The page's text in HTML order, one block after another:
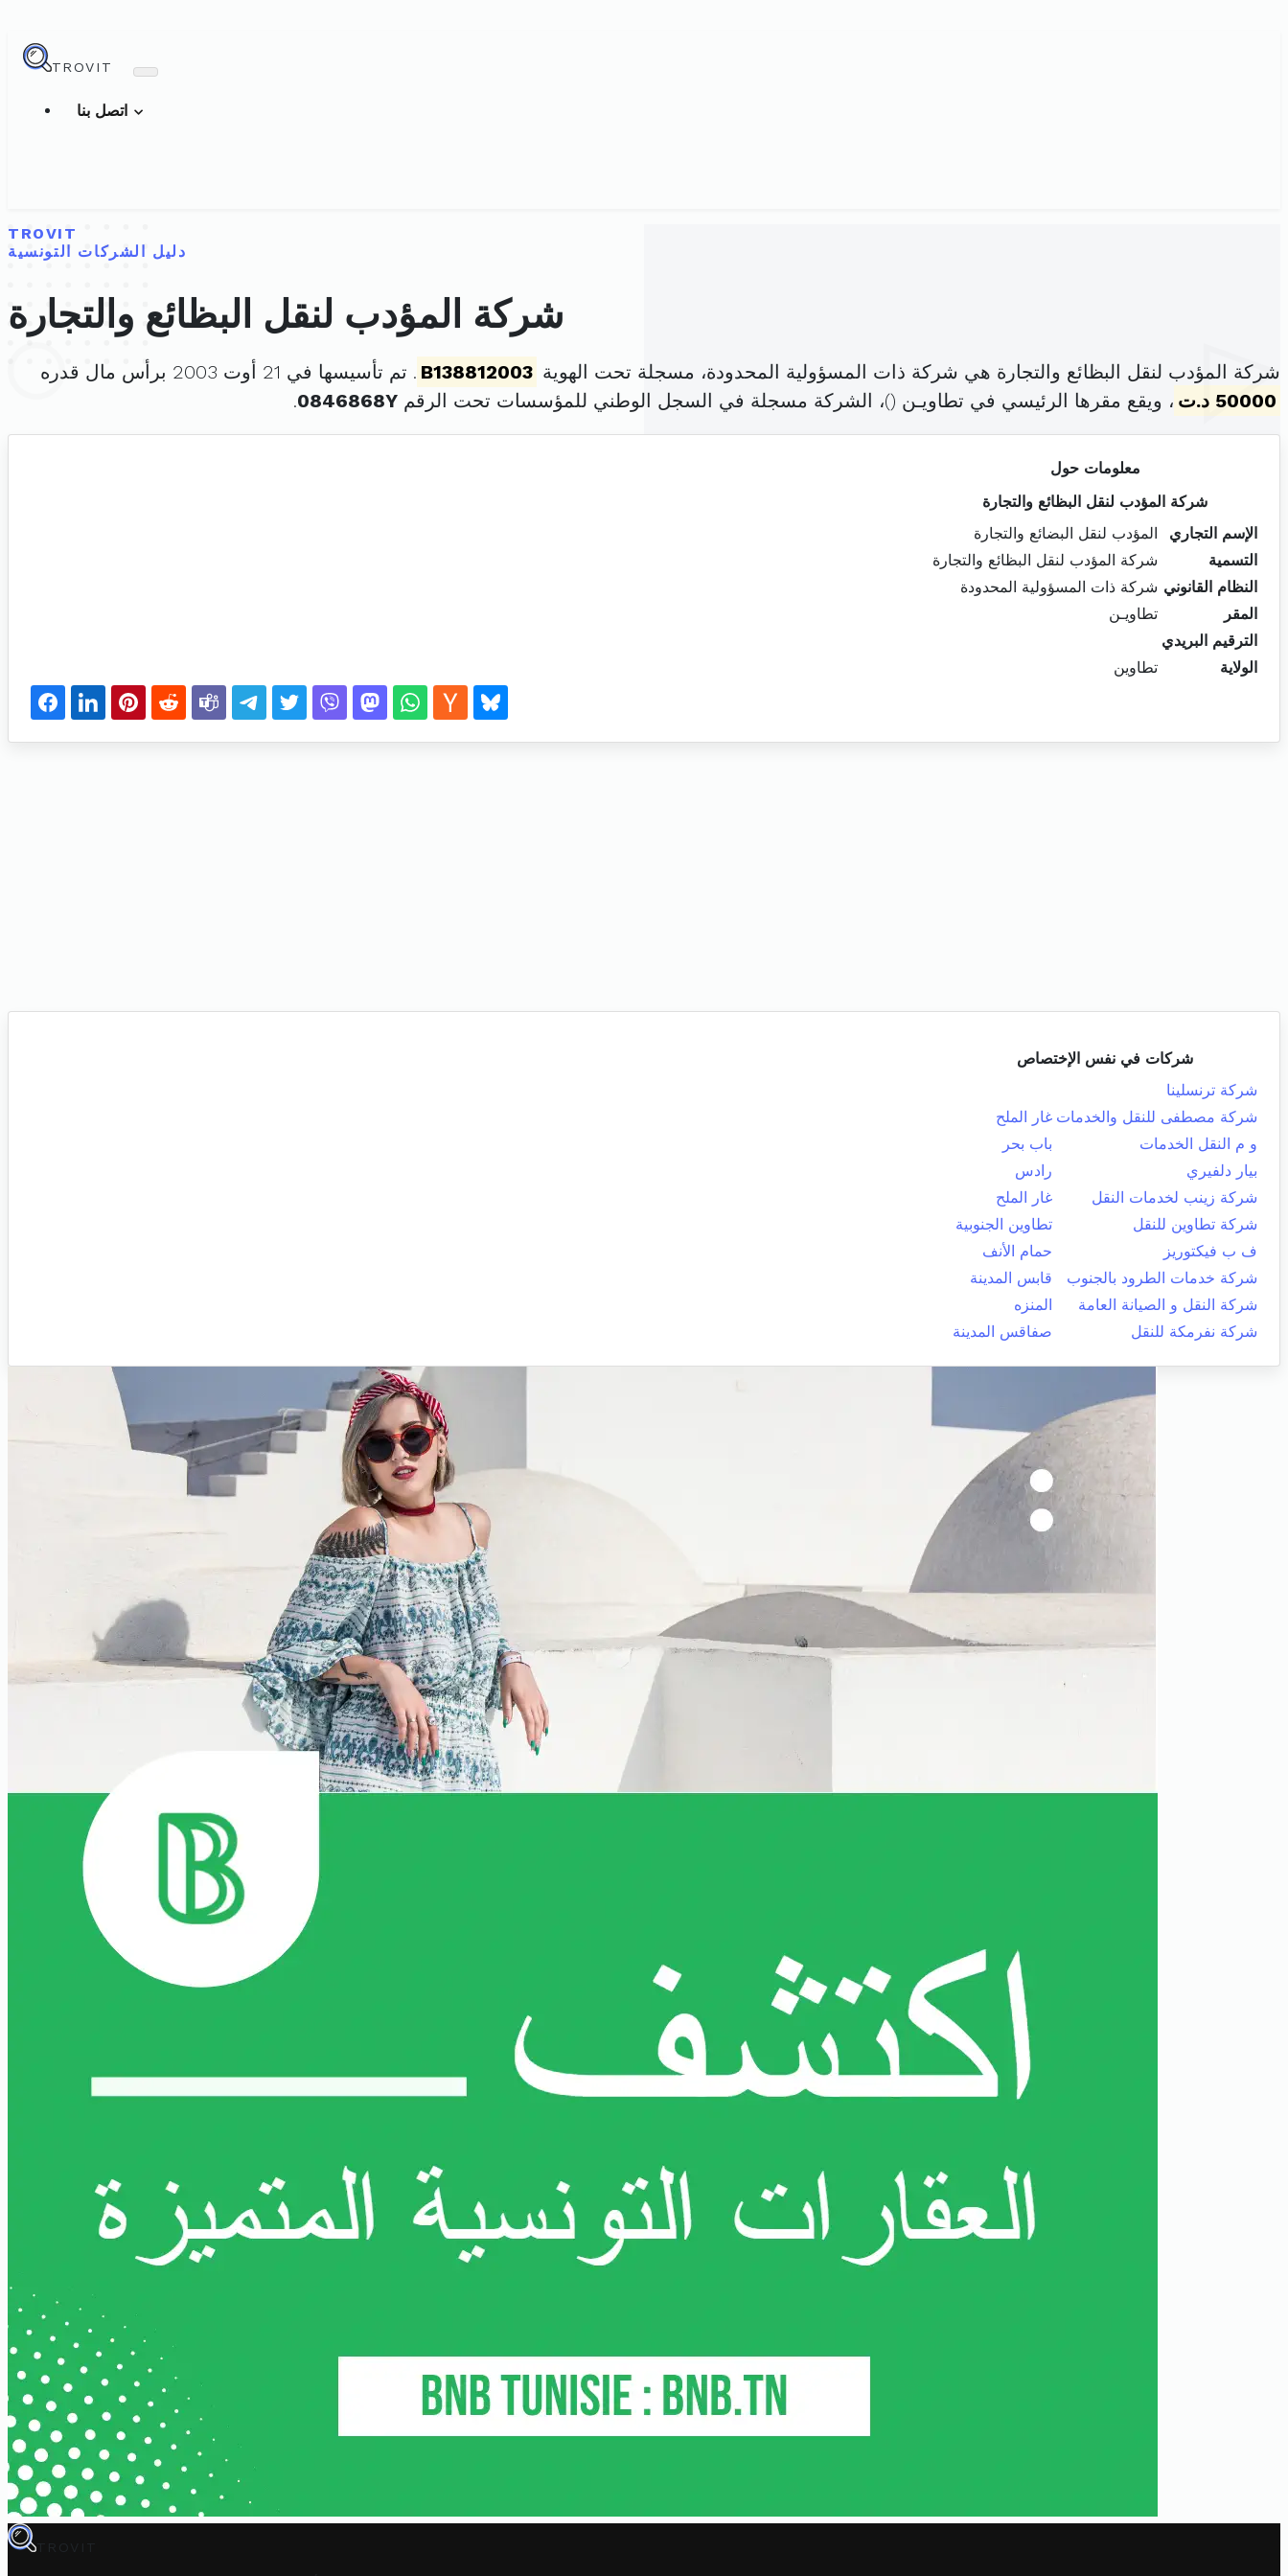
TROVIT
TROVIT
دليل الشركات التونسية
شركة المؤدب لنقل البظائع والتجارة
شركة المؤدب لنقل البظائع والتجارة هي شركة ذات المسؤولية المحدودة، مسجلة تحت الهوية B138812003 . تم تأسيسها في 21 أوت 2003 برأس مال قدره
50000 د.ت
، ويقع مقرها الرئيسي في تطاويـن ()، الشركة مسجلة في السجل الوطني للمؤسسات تحت الرقم 0846868Y
.
معلومات حول
شركة المؤدب لنقل البظائع والتجارة
الإسم التجاري
المؤدب لنقل البضائع والتجارة
التسمية
شركة المؤدب لنقل البظائع والتجارة
النظام القانوني شركة ذات المسؤولية المحدودة
المقر
تطاويـن
الترقيم البريدي
الولاية
تطاوين
شركات في نفس الإختصاص
شركة ترنسلينا
شركة مصطفى للنقل والخدمات غار الملح
و م النقل الخدمات
باب بحر
بيار دلفيري
رادس
شركة زينب لخدمات النقل
غار الملح
شركة تطاوين للنقل
تطاوين الجنوبية
ف ب فيكتوريز
حمام الأنف
شركة خدمات الطرود بالجنوب
قابس المدينة
شركة النقل و الصيانة العامة
المنزه
شركة نفرمكة للنقل
صفاقس المدينة
TROVIT